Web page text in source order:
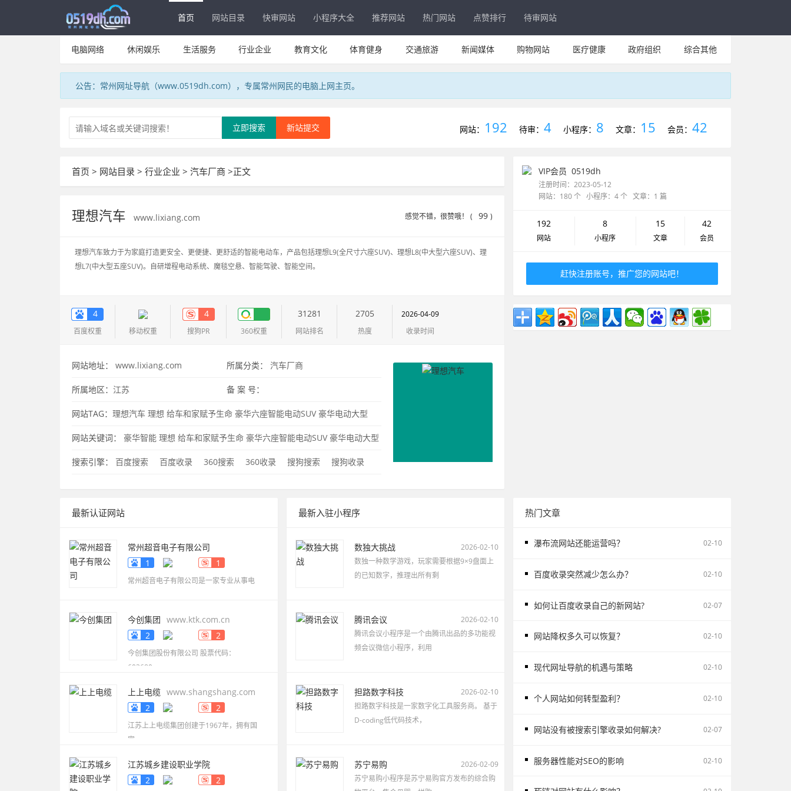
首页 网站目录 快审网站 小程序大全 推荐网站 热门网站 点赞排行 待审网站
电脑网络 休闲娱乐 生活服务 行业企业 教育文化 体育健身 交通旅游 新闻媒体 购物网站 医疗健康 政府组织 综合其他
公告：常州网址导航（www.0519dh.com），专属常州网民的电脑上网主页。
新站提交
立即搜索 网站： 192 待审： 4 小程序： 8 文章： 15 会员： 42
首页 > 网站目录 > 行业企业 > 汽车厂商 >正文
理想汽车 www.lixiang.com 感觉不错，很赞哦！ ( 99 )
理想汽车致力于为家庭打造更安全、更便捷、更舒适的智能电动车，产品包括理想L9(全尺寸六座SUV)、理想L8(中大型六座SUV)、理
想L7(中大型五座SUV)。自研增程电动系统、魔毯空悬、智能驾驶、智能空间。
4
百度权重 移动权重
4
搜狗PR 360权重
31281
网站排名
2705
热度
2026-04-09
收录时间
网站地址： www.lixiang.com 所属分类：汽车厂商
所属地区： 江苏 备 案 号：
网站TAG： 理想汽车 理想 给车和家赋予生命 豪华六座智能电动SUV 豪华电动大型
SUV 李想汽车 车和家 没有里程焦虑的智能电动大型SUV 智能汽车 充电加油车 豪华智
能
网站关键词： 豪华智能 理想 给车和家赋予生命 豪华六座智能电动SUV 豪华电动大型
SUV
搜索引擎： 百度搜索 百度收录 360搜索 360收录 搜狗搜索 搜狗收录
VIP会员 0519dh
注册时间：2023-05-12
网站：180 个 小程序：4 个 文章：1 篇
192
网站
8
小程序
15
文章
42
会员
赶快注册账号，推广您的网站吧！
最新认证网站
常州超音电子有限公司
www.smdbuzzer.net
1 1
常州超音电子有限公司是一家专业从事电
今创集团 www.ktk.com.cn
2
2
今创集团股份有限公司 股票代码：
603680，
上上电缆 www.shangshang.com
2
2
江苏上上电缆集团创建于1967年，拥有国
家
江苏城乡建设职业学院
www.jscc.edu.cn
2 2
最新入驻小程序
数独大挑战
2026-02-10
数独一种数学游戏，玩家需要根据9×9盘面上
的已知数字，推理出所有剩
腾讯会议
2026-02-10
腾讯会议小程序是一个由腾讯出品的多功能视
频会议微信小程序，利用
担路数字科技
2026-02-10
担路数字科技是一家数字化工具服务商。 基于
D-coding低代码技术，
苏宁易购
2026-02-09
苏宁易购小程序是苏宁易购官方发布的综合购
热门文章
瀑布流网站还能运营吗？ 02-10
百度收录突然减少怎么办？ 02-10
如何让百度收录自己的新网站? 02-07
网站降权多久可以恢复？ 02-10
现代网址导航的机遇与策略 02-10
个人网站如何转型盈利？ 02-10
网站没有被搜索引擎收录如何解决? 02-07
服务器性能对SEO的影响 02-10